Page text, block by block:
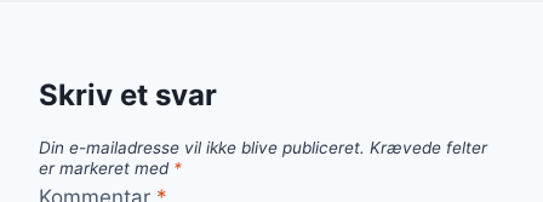
Skriv et svar
Din e-mailadresse vil ikke blive publiceret. Krævede felter
er markeret med *
Kommentar *